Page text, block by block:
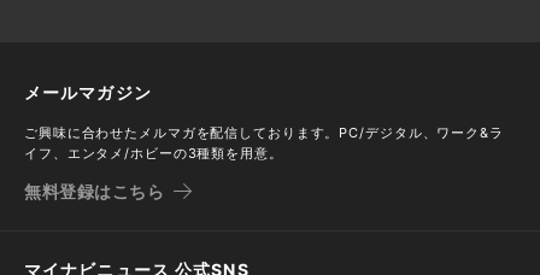
メールマガジン
ご興味に合わせたメルマガを配信しております。PC/デジタル、ワーク&ラ
イフ、エンタメ/ホビーの3種類を用意。
無料登録はこちら
マイナビニュース 公式SNS